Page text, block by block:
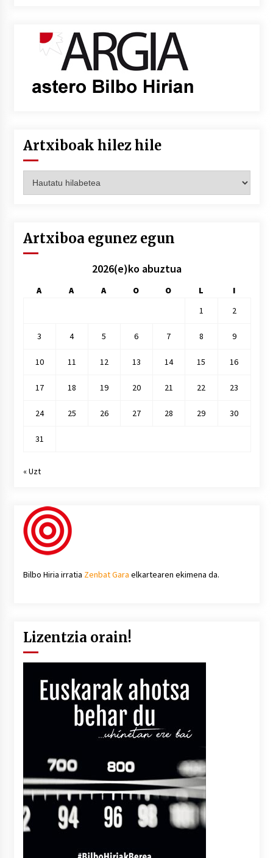
Artxiboak hilez hile
hilez
Artxiboa egunez egun
2026(e)ko abuztua
A A A O O L
I
1
2
3 4 5 6 7 8 9
10 11 12 13 14 15 16
17 18 19 20 21 22 23
24 25 26 27 28 29 30
31
« Uzt
Bilbo Hiria irratia Zenbat Gara elkartearen ekimena da.
Lizentzia orain!